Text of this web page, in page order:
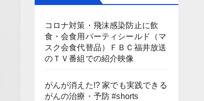
コロナ対策・飛沫感染防止に飲
食・会食用パーティシールド（マ
スク会食代替品）ＦＢＣ福井放送
のＴＶ番組での紹介映像
がんが消えた!? 家でも実践できる
がんの治療・予防 #shorts